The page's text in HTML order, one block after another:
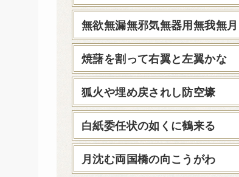
無欲無漏無邪気無器用無我無月
焼藷を割って右翼と左翼かな
狐火や埋め戻されし防空壕
白紙委任状の如くに鶴来る
月沈む両国橋の向こうがわ